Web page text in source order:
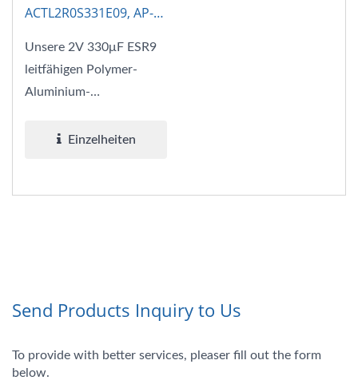
ACTL2R0S331E09, AP-
Unsere 2V 330μF ESR9
leitfähigen Polymer-
Aluminium-
kombinieren die
Einzelheiten